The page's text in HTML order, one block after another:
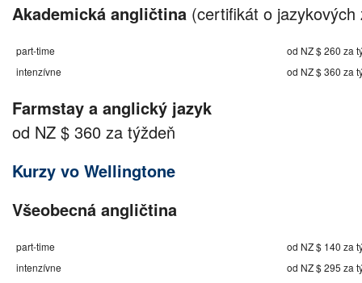
Akademická angličtina (certifikát o jazykových
part-time
od NZ $ 260 za
intenzívne
od NZ $ 360 za
Farmstay a anglický jazyk
od NZ $ 360 za týždeň
Kurzy vo Wellingtone
Všeobecná angličtina
part-time
od NZ $ 140 za
intenzívne
od NZ $ 295 za